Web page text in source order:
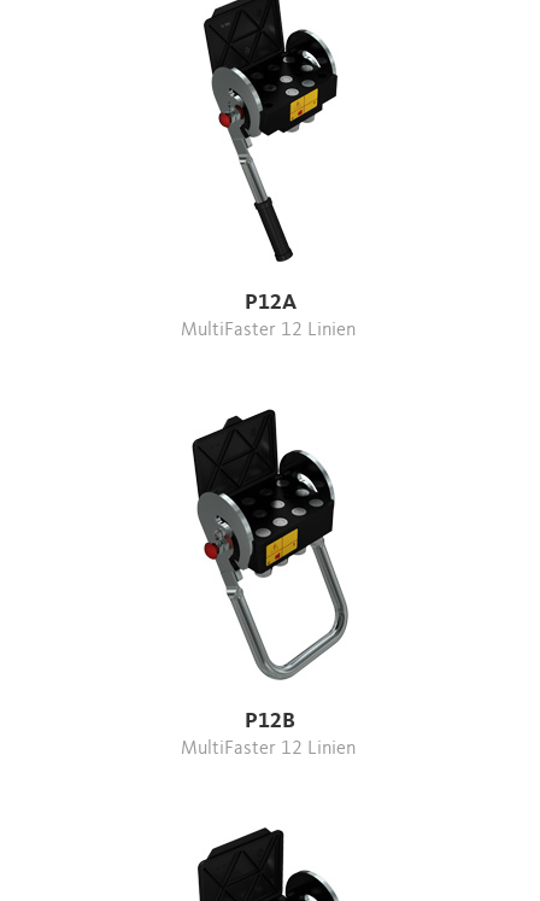
P12A
MultiFaster 12 Linien
P12B
MultiFaster 12 Linien